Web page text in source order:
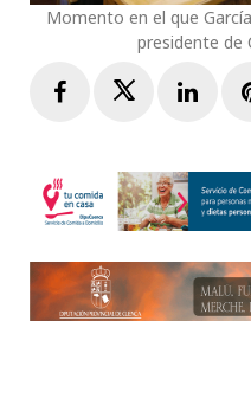
Momento en el que
presidente de
FacebookTwitter